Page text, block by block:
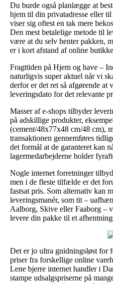
Du burde også planlægge at
hjem til din privatadresse eller
viser sig oftest en tak mere
Den mest betalelige metode til
være at du selv henter pakken,
er i kort afstand af online
Fragttiden på Hjem og have –
naturligvis super aktuel når vi
derfor er det ret så afgørende at
leveringsdato for det relevante
Masser af e-shops tilbyder
på adskillige produkter,
(cement/48x77x48 cm/48 cm),
transaktionen gennemføres
det formål at de garanteret kan
lagermedarbejderne holder
Nogle internet forretninger
men i de fleste tilfælde er det
fastsat pris. Som alternativ kan
leveringsmanér, som tit –
Aalborg, Skive eller Faaborg –
levere din pakke til et
Det er jo ultra gnidningsløst for
priser fra forskellige online
Lene bjerre internet handler i
stampe udsalgspriserne på